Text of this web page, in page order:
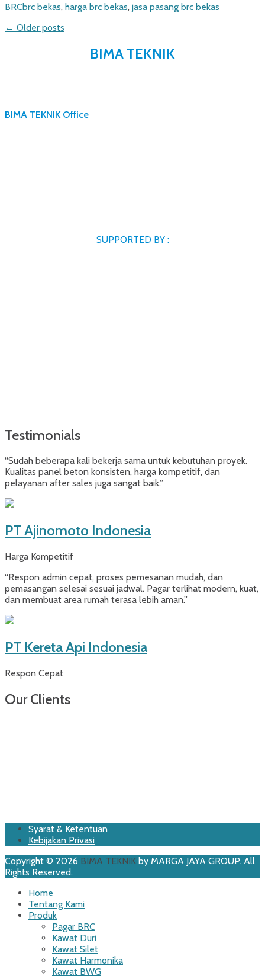
Categories
BRCTags
brc bekas, harga brc bekas, jasa pasang brc bekas
Post
← Older posts
BIMA TEKNIK
BIMA TEKNIK Office
SUPPORTED BY :
Testimonials
“Sudah beberapa kali bekerja sama untuk kebutuhan proyek.
Kualitas panel beton konsisten, harga kompetitif, dan
pelayanan after sales juga sangat baik.”
PT Ajinomoto Indonesia
Harga Kompetitif
“Respon admin cepat, proses pemesanan mudah, dan
pemasangan selesai sesuai jadwal. Pagar terlihat modern, kuat,
dan membuat area rumah terasa lebih aman.”
PT Kereta Api Indonesia
Respon Cepat
Our Clients
Footer
Menu
Skip
Syarat & Ketentuan
Kebijakan Privasi
Copyright © 2026 BIMA TEKNIK by MARGA JAYA GROUP. All
Rights Reserved.
Home
Tentang Kami
Produk
Pagar BRC
Kawat Duri
Kawat Silet
Kawat Harmonika
Kawat BWG